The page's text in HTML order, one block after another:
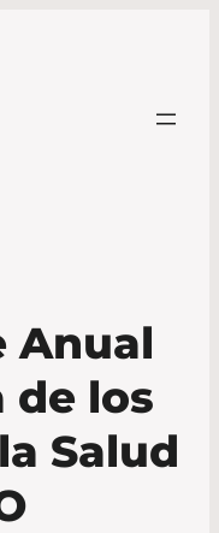
Anual
de los
Salud